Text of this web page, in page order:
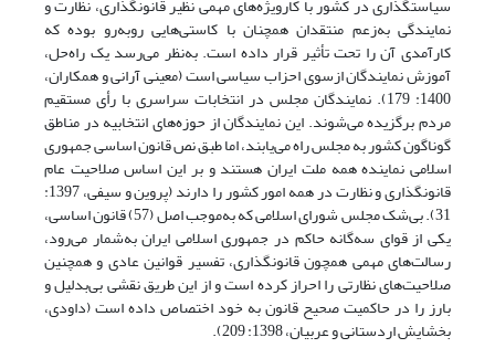
سیاستگذاری در کشور با کارویژه‌های مهمی نظیر قانونگذاری، نظارت و
نمایندگی به‌زعم منتقدان همچنان با کاستی‌هایی روبه‌رو بوده که
کارآمدی آن را تحت تأثیر قرار داده است. به‌نظر می‌رسد یک راه‌حل،
آموزش نمایندگان از‌سوی احزاب سیاسی است (معینی آرانی و همکاران،
1400: 179). نمایندگان مجلس در انتخابات سراسری با رأی مستقیم
مردم برگزیده می‌شوند. این نمایندگان از حوزه‌های انتخابیه در مناطق
گوناگون کشور به مجلس راه می‌یابند، اما طبق نص قانون اساسی جمهوری
اسلامی نماینده همه ملت ایران هستند و بر این اساس صلاحیت عام
قانونگذاری و نظارت در همه امور کشور را دارند (پروین و سیفی، 1397:
31). بی‌شک مجلس شورای اسلامی که به‌موجب اصل (57) قانون اساسی،
یکی از قوای سه‌گانه حاکم در جمهوری اسلامی ایران به‌شمار می‌رود،
رسالت‌های مهمی همچون قانونگذاری، تفسیر قوانین عادی و همچنین
صلاحیت‌های نظارتی را احراز کرده است و از این طریق نقشی بی‌بدلیل و
بارز را در حاکمیت صحیح قانون به خود اختصاص داده است (داودی،
بخشایش اردستانی و عربیان، 1398: 209).